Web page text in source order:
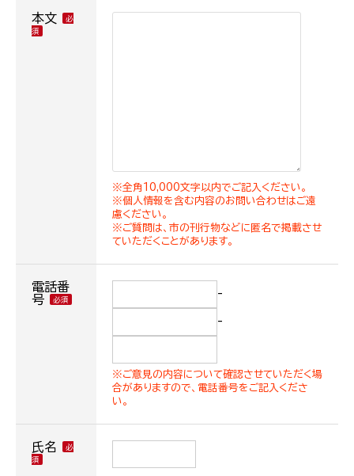
本文
※全角10,000文字以内でご記入ください。
※個人情報を含む内容のお問い合わせはご遠
慮ください。
※ご質問は、市の刊行物などに匿名で掲載させ
ていただくことがあります。
電話番
号
-
-
※ご意見の内容について確認させていただく場
合がありますので、電話番号をご記入くださ
い。
氏名